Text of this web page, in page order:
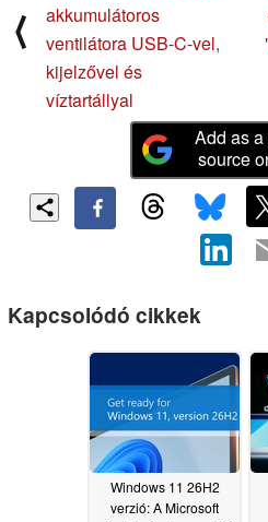
⟨
akkumulátoros
ventilátora USB-C-vel,
kijelzővel és
víztartállyal
Add as
source
Kapcsolódó cikkek
Windows 11 26H2
verzió: A Microsoft